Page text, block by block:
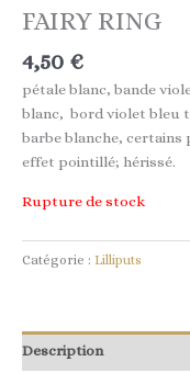
FAIRY RING
4,50 €
pétale blanc, bande
blanc, bord violet bleu
barbe blanche,
effet pointillé; hérissé.
Rupture de stock
Catégorie : Lilliputs
Description